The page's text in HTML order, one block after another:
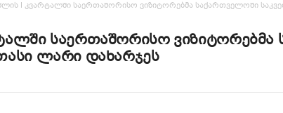
I კვარტალში საერთაშორისო ვიზიტორებმა საქართველოში
საერთაშორისო ვიზიტორებმა
ლარი დახარჯეს